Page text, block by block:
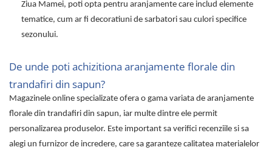
Ziua Mamei, poti opta pentru aranjamente care includ elemente
tematice, cum ar fi decoratiuni de sarbatori sau culori specifice
sezonului.
De unde poti achizitiona aranjamente florale din
trandafiri din sapun?
Magazinele online specializate ofera o gama variata de aranjamente
florale din trandafiri din sapun, iar multe dintre ele permit
personalizarea produselor. Este important sa verifici recenziile si sa
alegi un furnizor de incredere, care sa garanteze calitatea materialelor